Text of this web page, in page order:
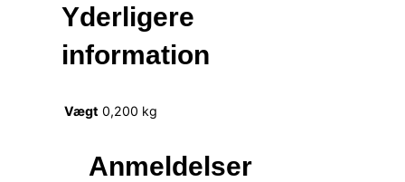
Yderligere
information
Vægt 0,200 kg
Anmeldelser